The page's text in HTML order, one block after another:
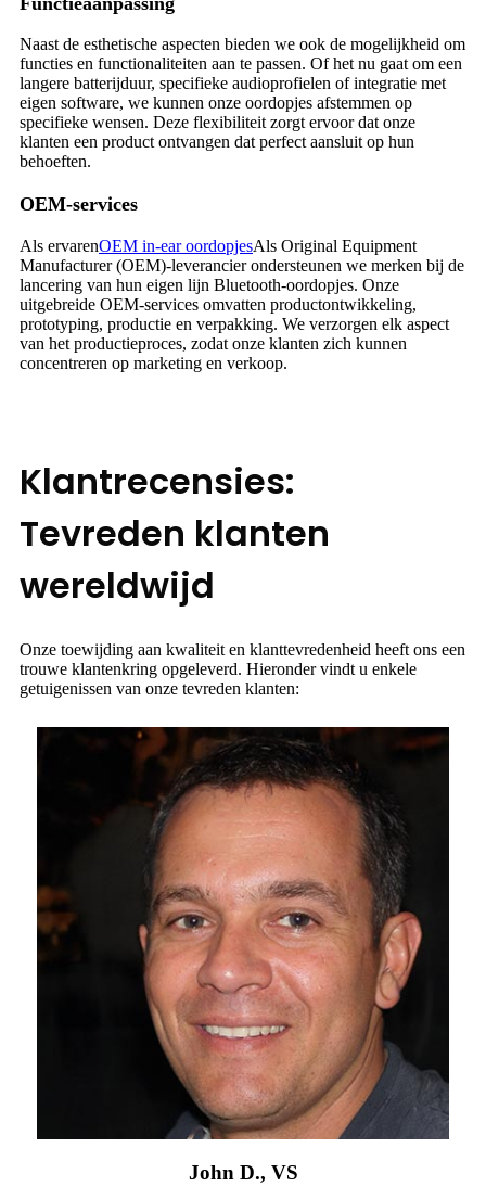
Naast de esthetische aspecten bieden we ook de mogelijkheid om
functies en functionaliteiten aan te passen. Of het nu gaat om een ​​
langere batterijduur, specifieke audioprofielen of integratie met
eigen software, we kunnen onze oordopjes afstemmen op
specifieke wensen. Deze flexibiliteit zorgt ervoor dat onze
klanten een product ontvangen dat perfect aansluit op hun
behoeften.
OEM-services
Als ervarenOEM in-ear oordopjesAls Original Equipment
Manufacturer (OEM)-leverancier ondersteunen we merken bij de
lancering van hun eigen lijn Bluetooth-oordopjes. Onze
uitgebreide OEM-services omvatten productontwikkeling,
prototyping, productie en verpakking. We verzorgen elk aspect
van het productieproces, zodat onze klanten zich kunnen
concentreren op marketing en verkoop.
Klantrecensies:
Tevreden klanten
wereldwijd
Onze toewijding aan kwaliteit en klanttevredenheid heeft ons een
trouwe klantenkring opgeleverd. Hieronder vindt u enkele
getuigenissen van onze tevreden klanten:
John D., VS